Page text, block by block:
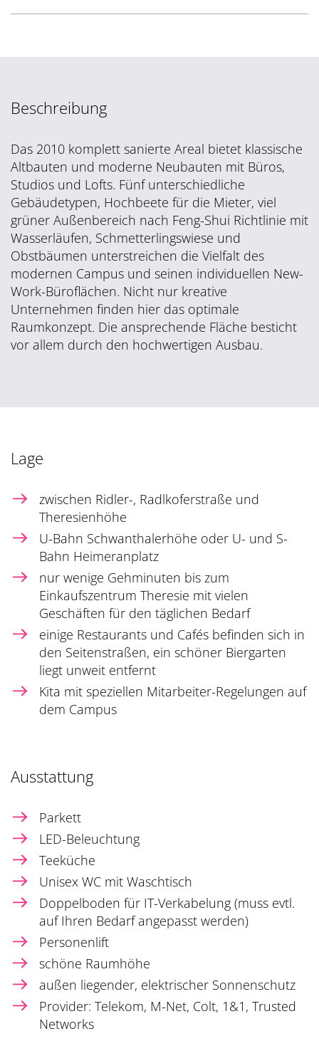
Beschreibung
Das 2010 komplett sanierte Areal bietet klassische
Altbauten und moderne Neubauten mit Büros,
Studios und Lofts. Fünf unterschiedliche
Gebäudetypen, Hochbeete für die Mieter, viel
grüner Außenbereich nach Feng-Shui Richtlinie mit
Wasserläufen, Schmetterlingswiese und
Obstbäumen unterstreichen die Vielfalt des
modernen Campus und seinen individuellen New-
Work-Büroflächen. Nicht nur kreative
Unternehmen finden hier das optimale
Raumkonzept. Die ansprechende Fläche besticht
vor allem durch den hochwertigen Ausbau.
Lage
zwischen Ridler-, Radlkoferstraße und
Theresienhöhe
U-Bahn Schwanthalerhöhe oder U- und S-
Bahn Heimeranplatz
nur wenige Gehminuten bis zum
Einkaufszentrum Theresie mit vielen
Geschäften für den täglichen Bedarf
einige Restaurants und Cafés befinden sich in
den Seitenstraßen, ein schöner Biergarten
liegt unweit entfernt
Kita mit speziellen Mitarbeiter-Regelungen auf
dem Campus
Ausstattung
Parkett
LED-Beleuchtung
Teeküche
Unisex WC mit Waschtisch
Doppelboden für IT-Verkabelung (muss evtl.
auf Ihren Bedarf angepasst werden)
Personenlift
schöne Raumhöhe
außen liegender, elektrischer Sonnenschutz
Provider: Telekom, M-Net, Colt, 1&1, Trusted
Networks